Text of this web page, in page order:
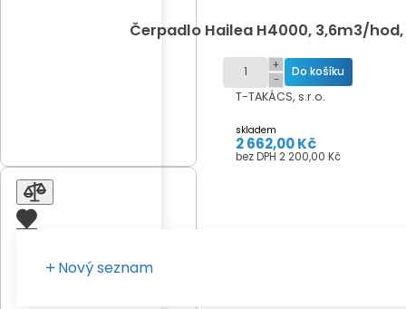
Čerpadlo Hailea H4000, 3,6m3/
+
−
T-TAKÁCS, s.r.o.
skladem
2 662,00 Kč
bez DPH 2 200,00 Kč
Nový seznam